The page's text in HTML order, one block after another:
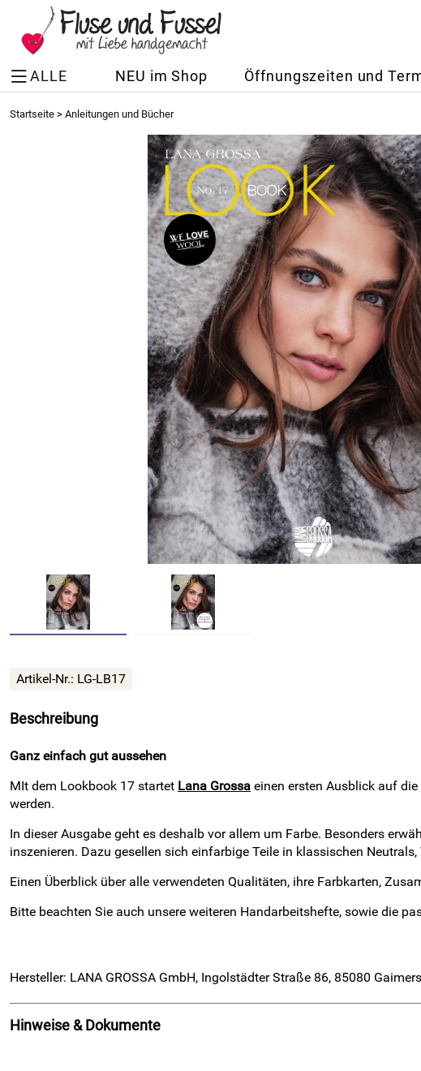
ALLE NEU im Shop Öffnungszeiten und
Startseite > Anleitungen und Bücher
Artikel-Nr.: LG-LB17
Beschreibung
Ganz einfach gut aussehen
MIt dem Lookbook 17 startet Lana Grossa einen ersten Ausblick auf
werden.
In dieser Ausgabe geht es deshalb vor allem um Farbe. Besonders
inszenieren. Dazu gesellen sich einfarbige Teile in klassischen
Einen Überblick über alle verwendeten Qualitäten, ihre Farbkarten,
Bitte beachten Sie auch unsere weiteren Handarbeitshefte, sowie die
Hersteller: LANA GROSSA GmbH, Ingolstädter Straße 86, 85080
Hinweise & Dokumente